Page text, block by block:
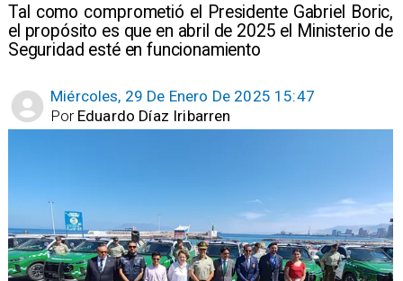
Tal como comprometió el Presidente Gabriel Boric,
el propósito es que en abril de 2025 el Ministerio de
Seguridad esté en funcionamiento
Miércoles, 29 De Enero De 2025 15:47
Eduardo Díaz Iribarren
Por